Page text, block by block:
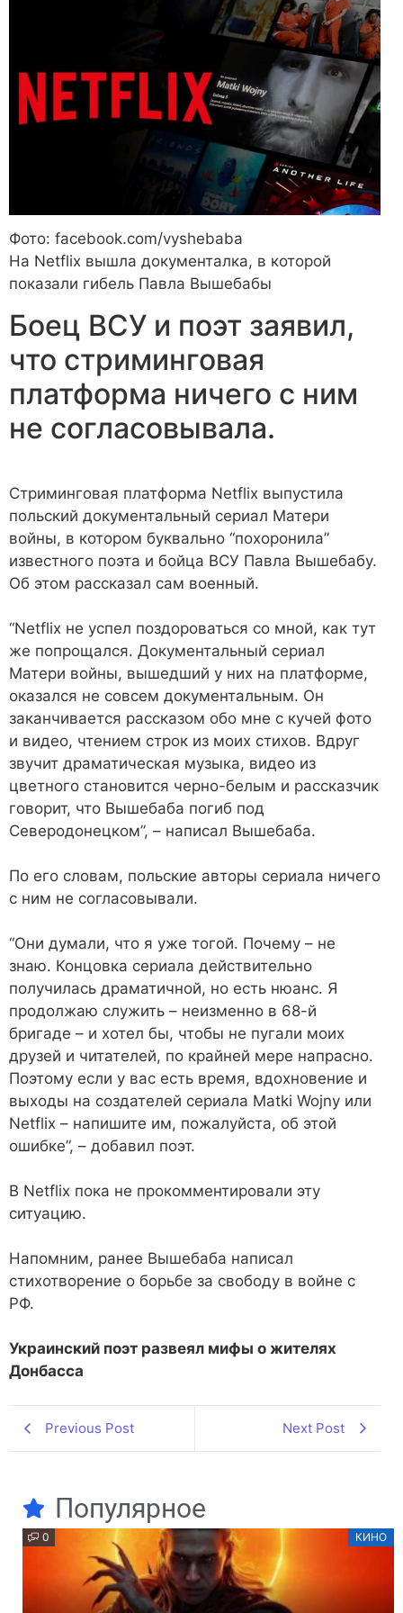
Фото: facebook.com/vyshebaba
На Netflix вышла документалка, в которой
показали гибель Павла Вышебабы
Боец ВСУ и поэт заявил,
что стриминговая
платформа ничего с ним
не согласовывала.
Стриминговая платформа Netflix выпустила
польский документальный сериал Матери
войны, в котором буквально “похоронила”
известного поэта и бойца ВСУ Павла Вышебабу.
Об этом рассказал сам военный.
“Netflix не успел поздороваться со мной, как тут
же попрощался. Документальный сериал
Матери войны, вышедший у них на платформе,
оказался не совсем документальным. Он
заканчивается рассказом обо мне с кучей фото
и видео, чтением строк из моих стихов. Вдруг
звучит драматическая музыка, видео из
цветного становится черно-белым и рассказчик
говорит, что Вышебаба погиб под
Северодонецком”, – написал Вышебаба.
По его словам, польские авторы сериала ничего
с ним не согласовывали.
“Они думали, что я уже тогой. Почему – не
знаю. Концовка сериала действительно
получилась драматичной, но есть нюанс. Я
продолжаю служить – неизменно в 68-й
бригаде – и хотел бы, чтобы не пугали моих
друзей и читателей, по крайней мере напрасно.
Поэтому если у вас есть время, вдохновение и
выходы на создателей сериала Matki Wojny или
Netflix – напишите им, пожалуйста, об этой
ошибке”, – добавил поэт.
В Netflix пока не прокомментировали эту
ситуацию.
Напомним, ранее Вышебаба написал
стихотворение о борьбе за свободу в войне с
РФ.
Украинский поэт развеял мифы о жителях
Донбасса
Previous Post Next Post
Популярное
0 КИНО